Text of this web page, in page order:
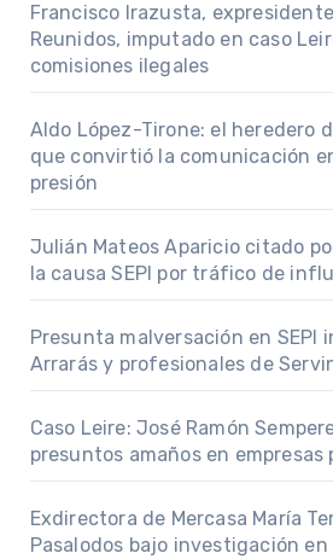
Francisco Irazusta,
Reunidos, imputado en caso
comisiones ilegales
Aldo López-Tirone: el heredero
que convirtió la comunicación
presión
Julián Mateos Aparicio citado
la causa SEPI por tráfico de
Presunta malversación en SEPI
Arrarás y profesionales de
Caso Leire: José Ramón
presuntos amaños en empresas
Exdirectora de Mercasa María
Pasalodos bajo investigación en